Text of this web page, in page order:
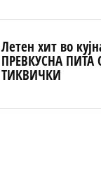
Летен хит во
ПРЕВКУСНА ПИТА
ТИКВИЧКИ